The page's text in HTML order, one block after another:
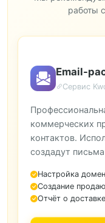
работы
Email-
Сервис
коммерческих
контактов.
создадут
Настройка
Создание
Отчёт о